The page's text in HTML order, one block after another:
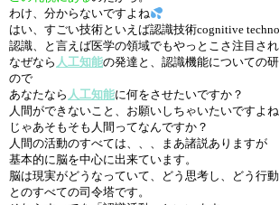
わけ、分からないですよね
はい、すごい技術といえば認識技術cognitive
認識、と言えば医学の領域でもやっとこさ注目され
なぜなら 人工知能の発達と、認識機能についての
ので
あなたなら 人工知能に何をさせたいですか？
人間ができないこと、お願いしちゃいたいですよね
じゃあそもそも人間ってなんですか？
人間の活動のすべては、、、まあ諸説ありますが
基本的に脳を中心に出来ています。
脳は現実がどうなっていて、どう思考し、どう行
とのすべての司令塔です。